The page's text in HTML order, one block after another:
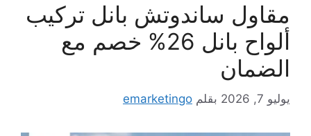
مقاول ساندوتش بانل تركيب
ألواح بانل 26% خصم مع
الضمان
يوليو 7, 2026 بقلم emarketingo